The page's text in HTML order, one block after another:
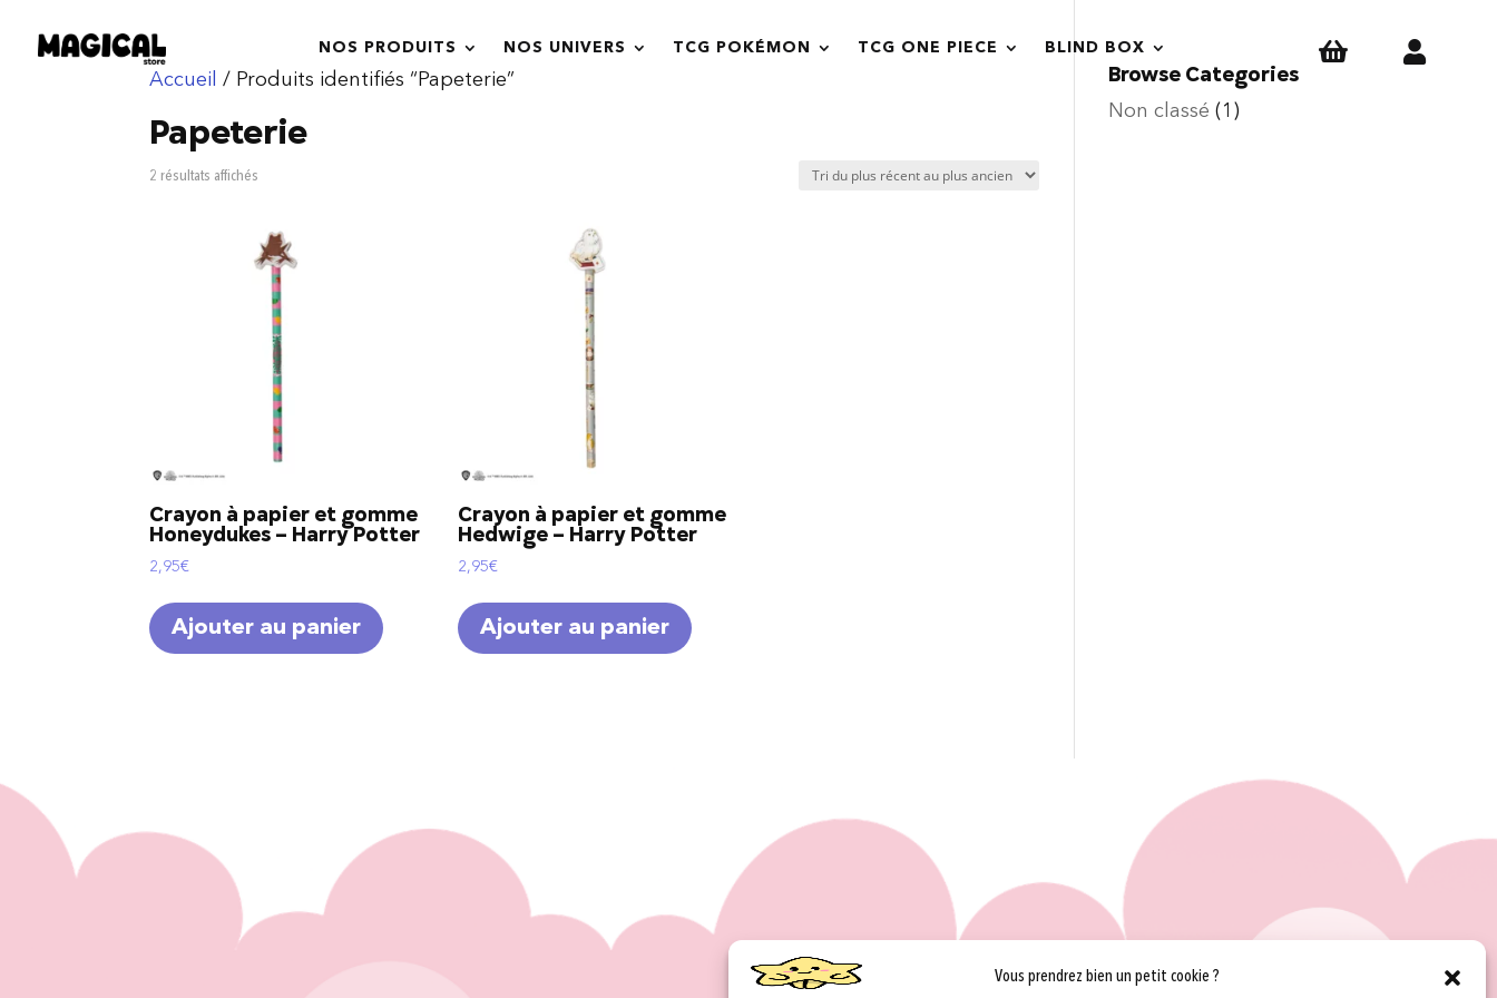
Vous prendrez bien un petit cookie ?
NOS PRODUITS NOS UNIVERS TCG POKÉMON TCG ONE PIECE BLIND BOX  
Accueil / Produits identifiés “Papeterie”
Papeterie
2 résultats affichés
plus
récent
au
plus
ancien
Crayon à papier et gomme
Honeydukes – Harry Potter
2,95€
Ajouter au panier
Crayon à papier et gomme
Hedwige – Harry Potter
2,95€
Ajouter au panier
Browse Categories
Non classé (1)